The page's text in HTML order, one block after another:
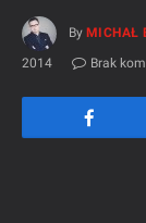
By MICHAŁ
2014
Brak